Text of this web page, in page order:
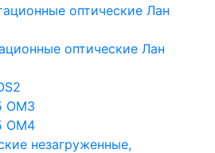
оптические Лан
оптические Лан
OM3
OM4
незагруженные,